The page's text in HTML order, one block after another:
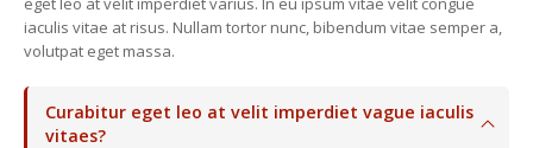
iaculis vitae at risus. Nullam tortor nunc, bibendum vitae semper a,
volutpat eget massa.
Curabitur eget leo at velit imperdiet vague iaculis
vitaes?